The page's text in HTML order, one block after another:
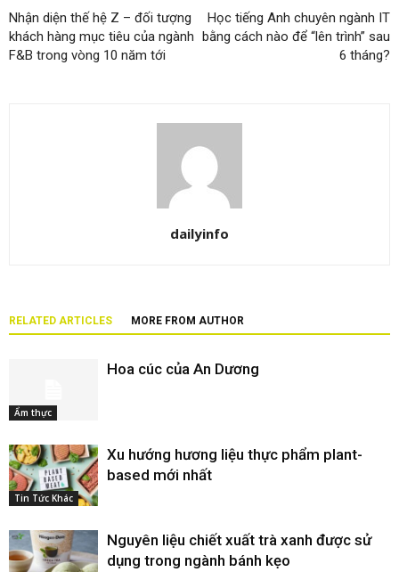
Nhận diện thế hệ Z – đối tượng
khách hàng mục tiêu của ngành
F&B trong vòng 10 năm tới
Học tiếng Anh chuyên ngành IT
bằng cách nào để “lên trình” sau
6 tháng?
dailyinfo
RELATED ARTICLES MORE FROM AUTHOR
Ẩm thực
Hoa cúc của An Dương
Tin Tức Khác
Xu hướng hương liệu thực phẩm plant-
based mới nhất
Nguyên liệu chiết xuất trà xanh được sử
dụng trong ngành bánh kẹo